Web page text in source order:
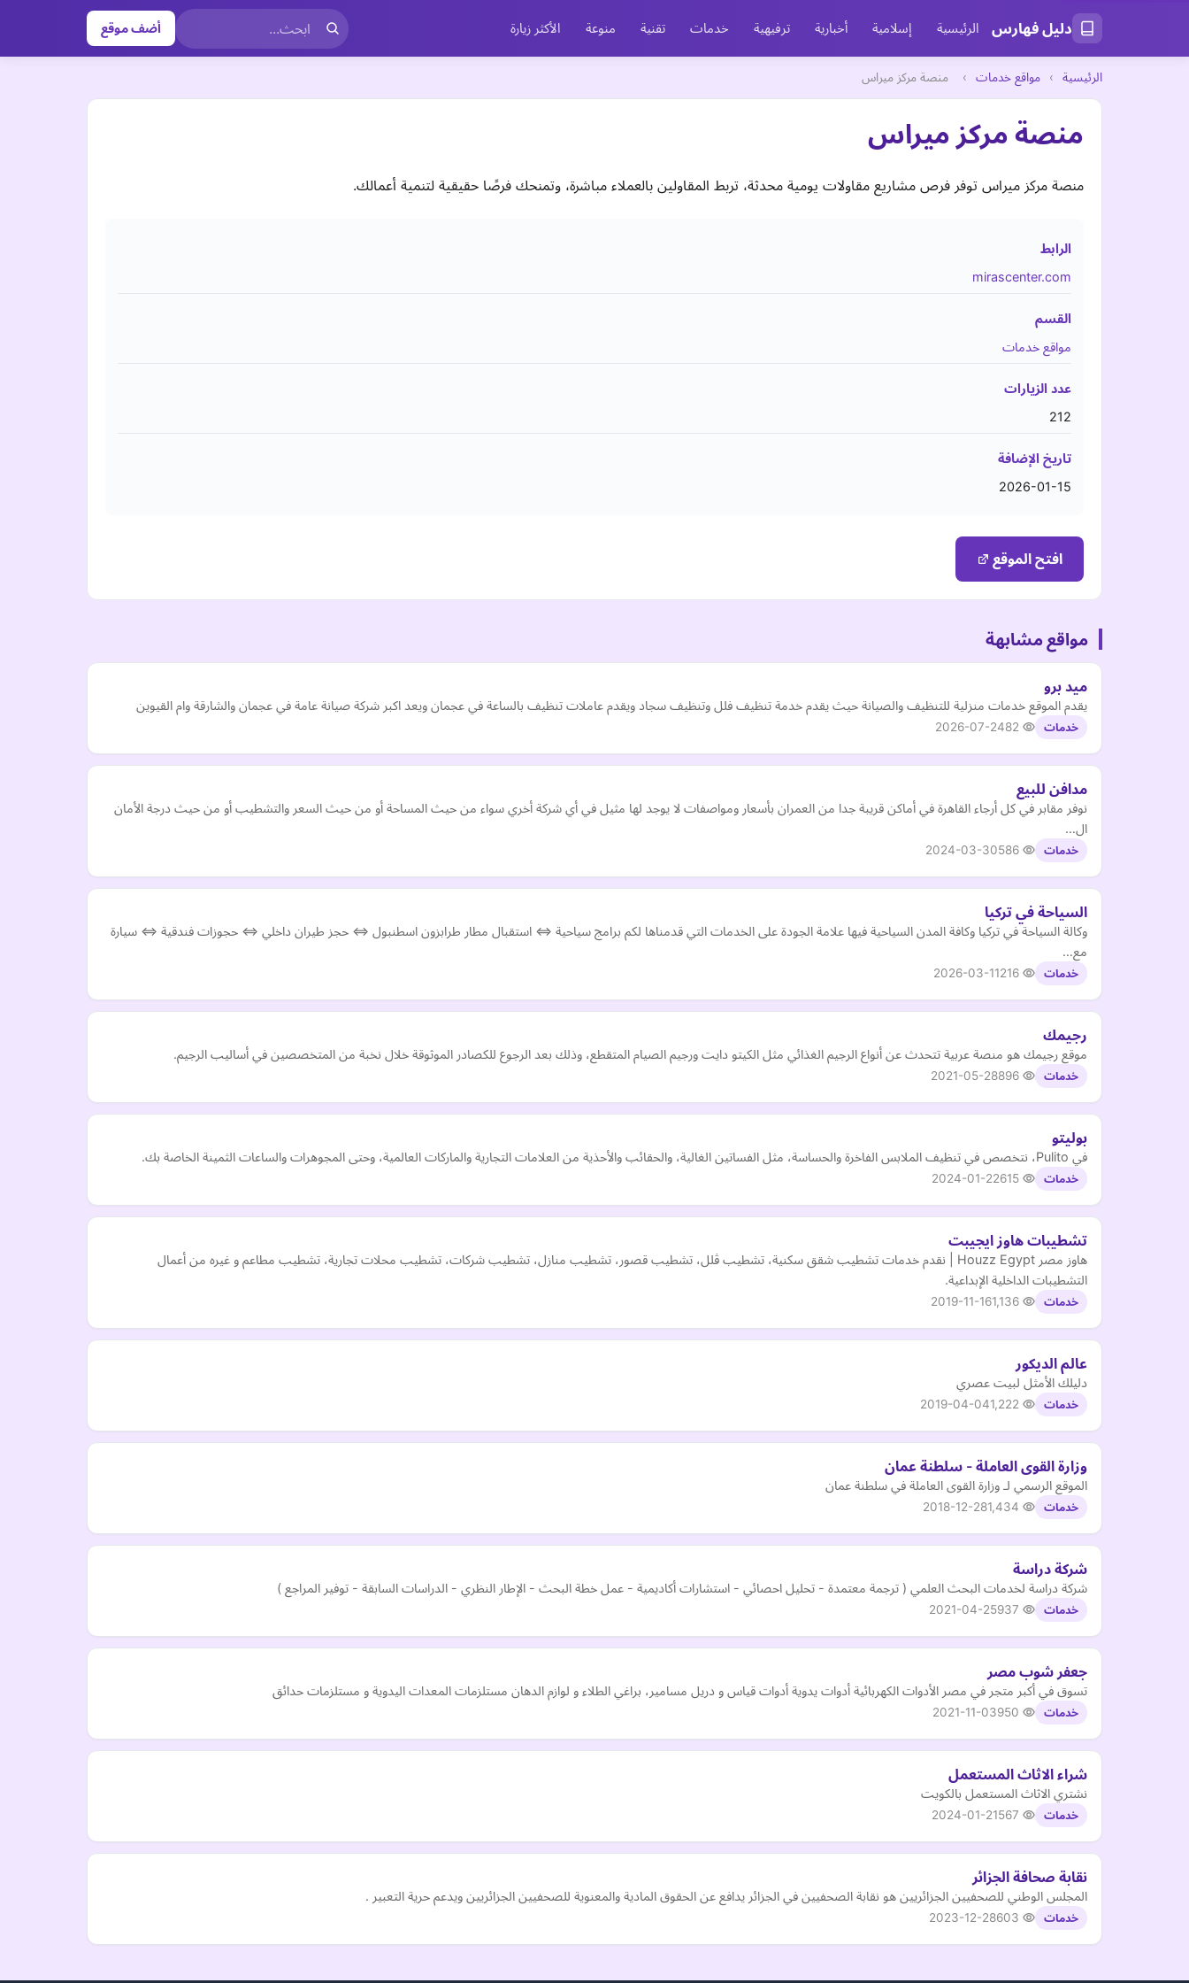
دليل فهارس الرئيسية إسلامية أخبارية ترفيهية خدمات تقنية منوعة الأكثر زيارة أضف موقع
الرئيسية › مواقع خدمات › منصة مركز ميراس
منصة مركز ميراس
منصة مركز ميراس توفر فرص مشاريع مقاولات يومية محدثة، تربط المقاولين بالعملاء مباشرة، وتمنحك فرصًا حقيقية لتنمية أعمالك.
الرابط
mirascenter.com
القسم
مواقع خدمات
عدد الزيارات
212
تاريخ الإضافة
2026-01-15
افتح الموقع
مواقع مشابهة
ميد برو
يقدم الموقع خدمات منزلية للتنظيف والصيانة حيث يقدم خدمة تنظيف فلل وتنظيف سجاد ويقدم عاملات تنظيف بالساعة في عجمان ويعد اكبر شركة صيانة عامة في عجمان والشارقة وام القيوين
خدمات 2026-07-24
مدافن للبيع
نوفر مقابر في كل أرجاء القاهرة في أماكن قريبة جدا من العمران بأسعار ومواصفات لا يوجد لها مثيل في أي شركة أخري سواء من حيث المساحة أو من حيث السعر والتشطيب أو من حيث درجة الأمان
ال…
خدمات 2024-03-30
السياحة في تركيا
وكالة السياحة في تركيا وكافة المدن السياحية فيها علامة الجودة على الخدمات التي قدمناها لكم برامج سياحية ⇔ استقبال مطار طرابزون اسطنبول ⇔ حجز طيران داخلي ⇔ حجوزات فندقية ⇔ سيارة
مع…
خدمات 2026-03-11
رجيمك
موقع رجيمك هو منصة عربية تتحدث عن أنواع الرجيم الغذائي مثل الكيتو دايت ورجيم الصيام المتقطع، وذلك بعد الرجوع للكصادر الموثوقة خلال نخبة من المتخصصين في أساليب الرجيم.
خدمات 2021-05-28
بوليتو
في Pulito، نتخصص في تنظيف الملابس الفاخرة والحساسة، مثل الفساتين الغالية، والحقائب والأحذية من العلامات التجارية والماركات العالمية، وحتى المجوهرات والساعات الثمينة الخاصة بك.
خدمات 2024-01-22
تشطيبات هاوز ايجيبت
هاوز مصر Houzz Egypt | نقدم خدمات تشطيب شقق سكنية، تشطيب ڤلل، تشطيب قصور، تشطيب منازل، تشطيب شركات، تشطيب محلات تجارية، تشطيب مطاعم و غيره من أعمال
التشطيبات الداخلية الإبداعية.
خدمات 2019-11-16
عالم الديكور
دليلك الأمثل لبيت عصري
خدمات 2019-04-04
وزارة القوى العاملة - سلطنة عمان
الموقع الرسمي لـ وزارة القوى العاملة في سلطنة عمان
خدمات 2018-12-28
شركة دراسة
شركة دراسة لخدمات البحث العلمي ( ترجمة معتمدة - تحليل احصائي - استشارات أكاديمية - عمل خطة البحث - الإطار النظري - الدراسات السابقة - توفير المراجع )
خدمات 2021-04-25
جعفر شوب مصر
تسوق في أكبر متجر في مصر الأدوات الكهربائية أدوات يدوية أدوات قياس و دريل مسامير، براغي الطلاء و لوازم الدهان مستلزمات المعدات اليدوية و مستلزمات حدائق
خدمات 2021-11-03
شراء الاثاث المستعمل
نشتري الاثاث المستعمل بالكويت
خدمات 2024-01-21
نقابة صحافة الجزائر
المجلس الوطني للصحفيين الجزائريين هو نقابة الصحفيين في الجزائر يدافع عن الحقوق المادية والمعنوية للصحفيين الجزائريين ويدعم حرية التعبير .
خدمات 2023-12-28